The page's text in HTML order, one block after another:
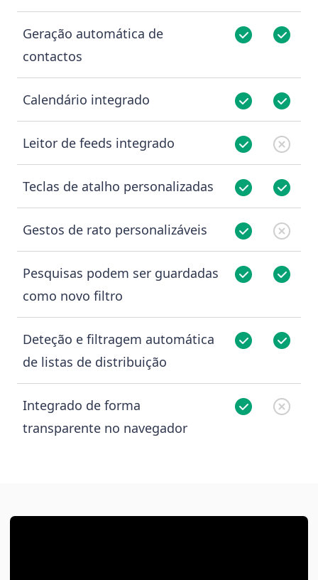
Geração automática de
contactos
Calendário integrado
Leitor de feeds integrado
Teclas de atalho personalizadas
Gestos de rato personalizáveis
Pesquisas podem ser guardadas
como novo filtro
Deteção e filtragem automática
de listas de distribuição
Integrado de forma
transparente no navegador